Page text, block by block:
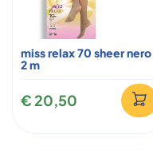
miss relax 70 sheer nero
2 m
€ 20,50